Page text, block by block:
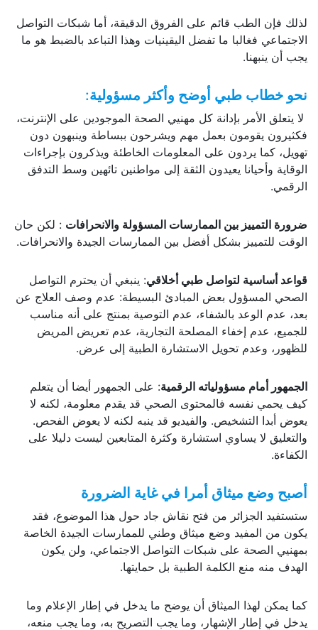
لذلك فإن الطب قائم على الفروق الدقيقة، أما شبكات التواصل
الاجتماعي فغالبا ما تفضل اليقينيات وهذا التباعد بالضبط هو ما
يجب أن ينبهنا.
نحو خطاب طبي أوضح وأكثر مسؤولية:
لا يتعلق الأمر بإدانة كل مهنيي الصحة الموجودين على الإنترنت،
فكثيرون يقومون بعمل مهم ويشرحون ببساطة وينبهون دون
تهويل، كما يردون على المعلومات الخاطئة ويذكرون بإجراءات
الوقاية وأحيانا يعيدون الثقة إلى مواطنين تائهين وسط التدفق
الرقمي.
ضرورة التمييز بين الممارسات المسؤولة والانحرافات : لكن حان
الوقت للتمييز بشكل أفضل بين الممارسات الجيدة والانحرافات.
قواعد أساسية لتواصل طبي أخلاقي: ينبغي أن يحترم التواصل
الصحي المسؤول بعض المبادئ البسيطة: عدم وصف العلاج عن
بعد، عدم الوعد بالشفاء، عدم التوصية بمنتج على أنه مناسب
للجميع، عدم إخفاء المصلحة التجارية، عدم تعريض المريض
للظهور، وعدم تحويل الاستشارة الطبية إلى عرض.
الجمهور أمام مسؤولياته الرقمية: على الجمهور أيضا أن يتعلم
كيف يحمي نفسه فالمحتوى الصحي قد يقدم معلومة، لكنه لا
يعوض أبدا التشخيص. والفيديو قد ينبه لكنه لا يعوض الفحص.
والتعليق لا يساوي استشارة وكثرة المتابعين ليست دليلا على
الكفاءة.
أصبح وضع ميثاق أمرا في غاية الضرورة
ستستفيد الجزائر من فتح نقاش جاد حول هذا الموضوع، فقد
يكون من المفيد وضع ميثاق وطني للممارسات الجيدة الخاصة
بمهنيي الصحة على شبكات التواصل الاجتماعي، ولن يكون
الهدف منه منع الكلمة الطبية بل حمايتها.
كما يمكن لهذا الميثاق أن يوضح ما يدخل في إطار الإعلام وما
يدخل في إطار الإشهار، وما يجب التصريح به، وما يجب منعه،